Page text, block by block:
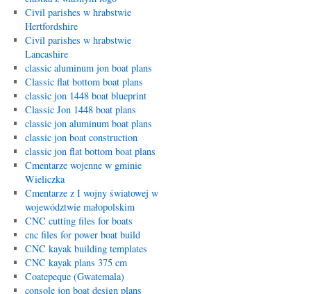
Civil parishes w hrabstwie
Hertfordshire
Civil parishes w hrabstwie
Lancashire
classic aluminum jon boat plans
Classic flat bottom boat plans
classic jon 1448 boat blueprint
Classic Jon 1448 boat plans
classic jon aluminum boat plans
classic jon boat construction
classic jon flat bottom boat plans
Cmentarze wojenne w gminie
Wieliczka
Cmentarze z I wojny światowej w
województwie małopolskim
CNC cutting files for boats
cnc files for power boat build
CNC kayak building templates
CNC kayak plans 375 cm
Coatepeque (Gwatemala)
console jon boat design plans